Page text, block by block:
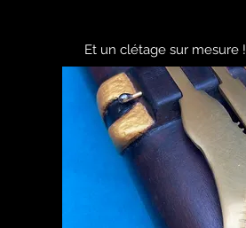
Et un clétage sur mesure !